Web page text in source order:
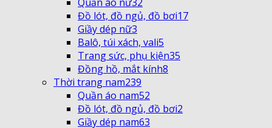
Đồ lót, đồ ngủ, đồ bơi17
Giầy dép nữ3
Balô, túi xách, vali5
Trang sức, phụ kiện35
Đồng hồ, mắt kính8
Thời trang nam239
Quần áo nam52
Đồ lót, đồ ngủ, đồ bơi2
Giầy dép nam63